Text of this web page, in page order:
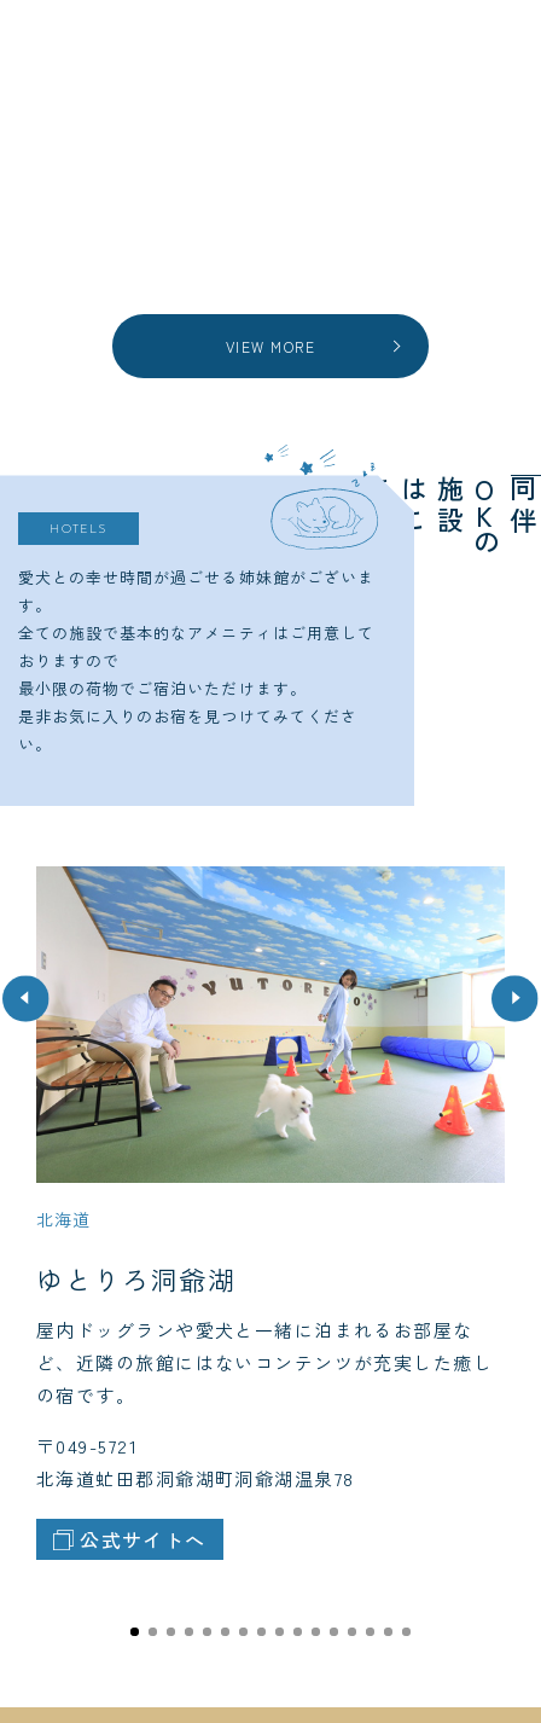
VIEW MORE
伴
O
K
の
施
設
は
こ
ち
ら
HOTELS
愛犬との幸せ時間が過ごせる姉妹館がございま
す。
全ての施設で基本的なアメニティはご用意して
おりますので
最小限の荷物でご宿泊いただけます。
是非お気に入りのお宿を見つけてみてくださ
い。
北海道
ゆとりろ洞爺湖
屋内ドッグランや愛犬と一緒に泊まれるお部屋な
ど、近隣の旅館にはないコンテンツが充実した癒し
の宿です。
〒049-5721
北海道虻田郡洞爺湖町洞爺湖温泉78
公式サイトへ